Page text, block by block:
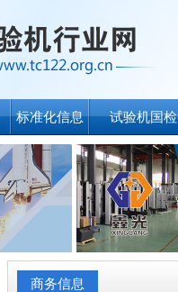
标准化信息 试验机国
商务信息